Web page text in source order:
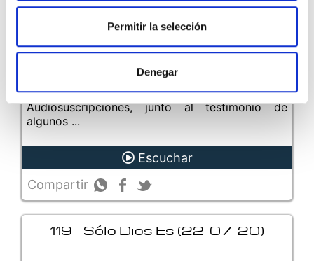
Permitir la selección
Denegar
En este audio ofrecemos una descripción de las
diferentes opciones de aprendizaje que pueden
encontrarse en Mente Uno, como son los
Grupos online, Material de estudio y
Audiosuscripciones, junto al testimonio de
algunos ...
Escuchar
Compartir
119 - Sólo Dios Es (22-07-20)